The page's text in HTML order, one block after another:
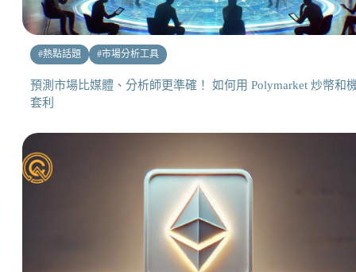
#熱點話題 #市場分析工具
預測市場比媒體、分析師更準確！ 如何用 Polymarket 炒幣和
套利